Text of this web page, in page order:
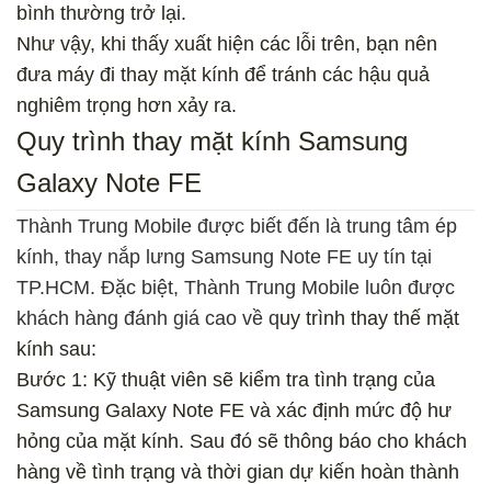
bình thường trở lại.
Như vậy, khi thấy xuất hiện các lỗi trên, bạn nên
đưa máy đi thay mặt kính để tránh các hậu quả
nghiêm trọng hơn xảy ra.
Quy trình thay mặt kính Samsung
Galaxy Note FE
Thành Trung Mobile được biết đến là trung tâm ép
kính, thay nắp lưng Samsung Note FE uy tín tại
TP.HCM. Đặc biệt, Thành Trung Mobile luôn được
khách hàng đánh giá cao về quy trình thay thế mặt
kính sau:
Bước 1: Kỹ thuật viên sẽ kiểm tra tình trạng của
Samsung Galaxy Note FE và xác định mức độ hư
hỏng của mặt kính. Sau đó sẽ thông báo cho khách
hàng về tình trạng và thời gian dự kiến hoàn thành